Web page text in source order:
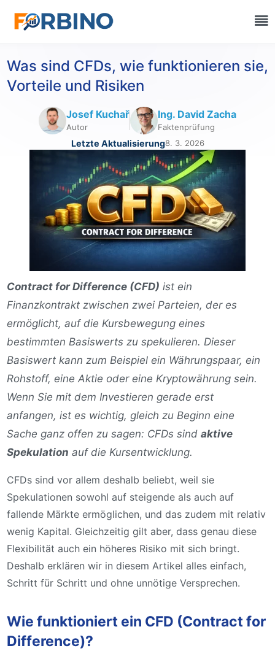
Was sind CFDs, wie funktionieren sie,
Vorteile und Risiken
Josef Kuchař
Autor
Ing. David Zacha
Faktenprüfung
Letzte Aktualisierung8. 3. 2026
Contract for Difference (CFD) ist ein
Finanzkontrakt zwischen zwei Parteien, der es
ermöglicht, auf die Kursbewegung eines
bestimmten Basiswerts zu spekulieren. Dieser
Basiswert kann zum Beispiel ein Währungspaar, ein
Rohstoff, eine Aktie oder eine Kryptowährung sein.
Wenn Sie mit dem Investieren gerade erst
anfangen, ist es wichtig, gleich zu Beginn eine
Sache ganz offen zu sagen: CFDs sind aktive
Spekulation auf die Kursentwicklung.
CFDs sind vor allem deshalb beliebt, weil sie
Spekulationen sowohl auf steigende als auch auf
fallende Märkte ermöglichen, und das zudem mit relativ
wenig Kapital. Gleichzeitig gilt aber, dass genau diese
Flexibilität auch ein höheres Risiko mit sich bringt.
Deshalb erklären wir in diesem Artikel alles einfach,
Schritt für Schritt und ohne unnötige Versprechen.
Wie funktioniert ein CFD (Contract for
Difference)?